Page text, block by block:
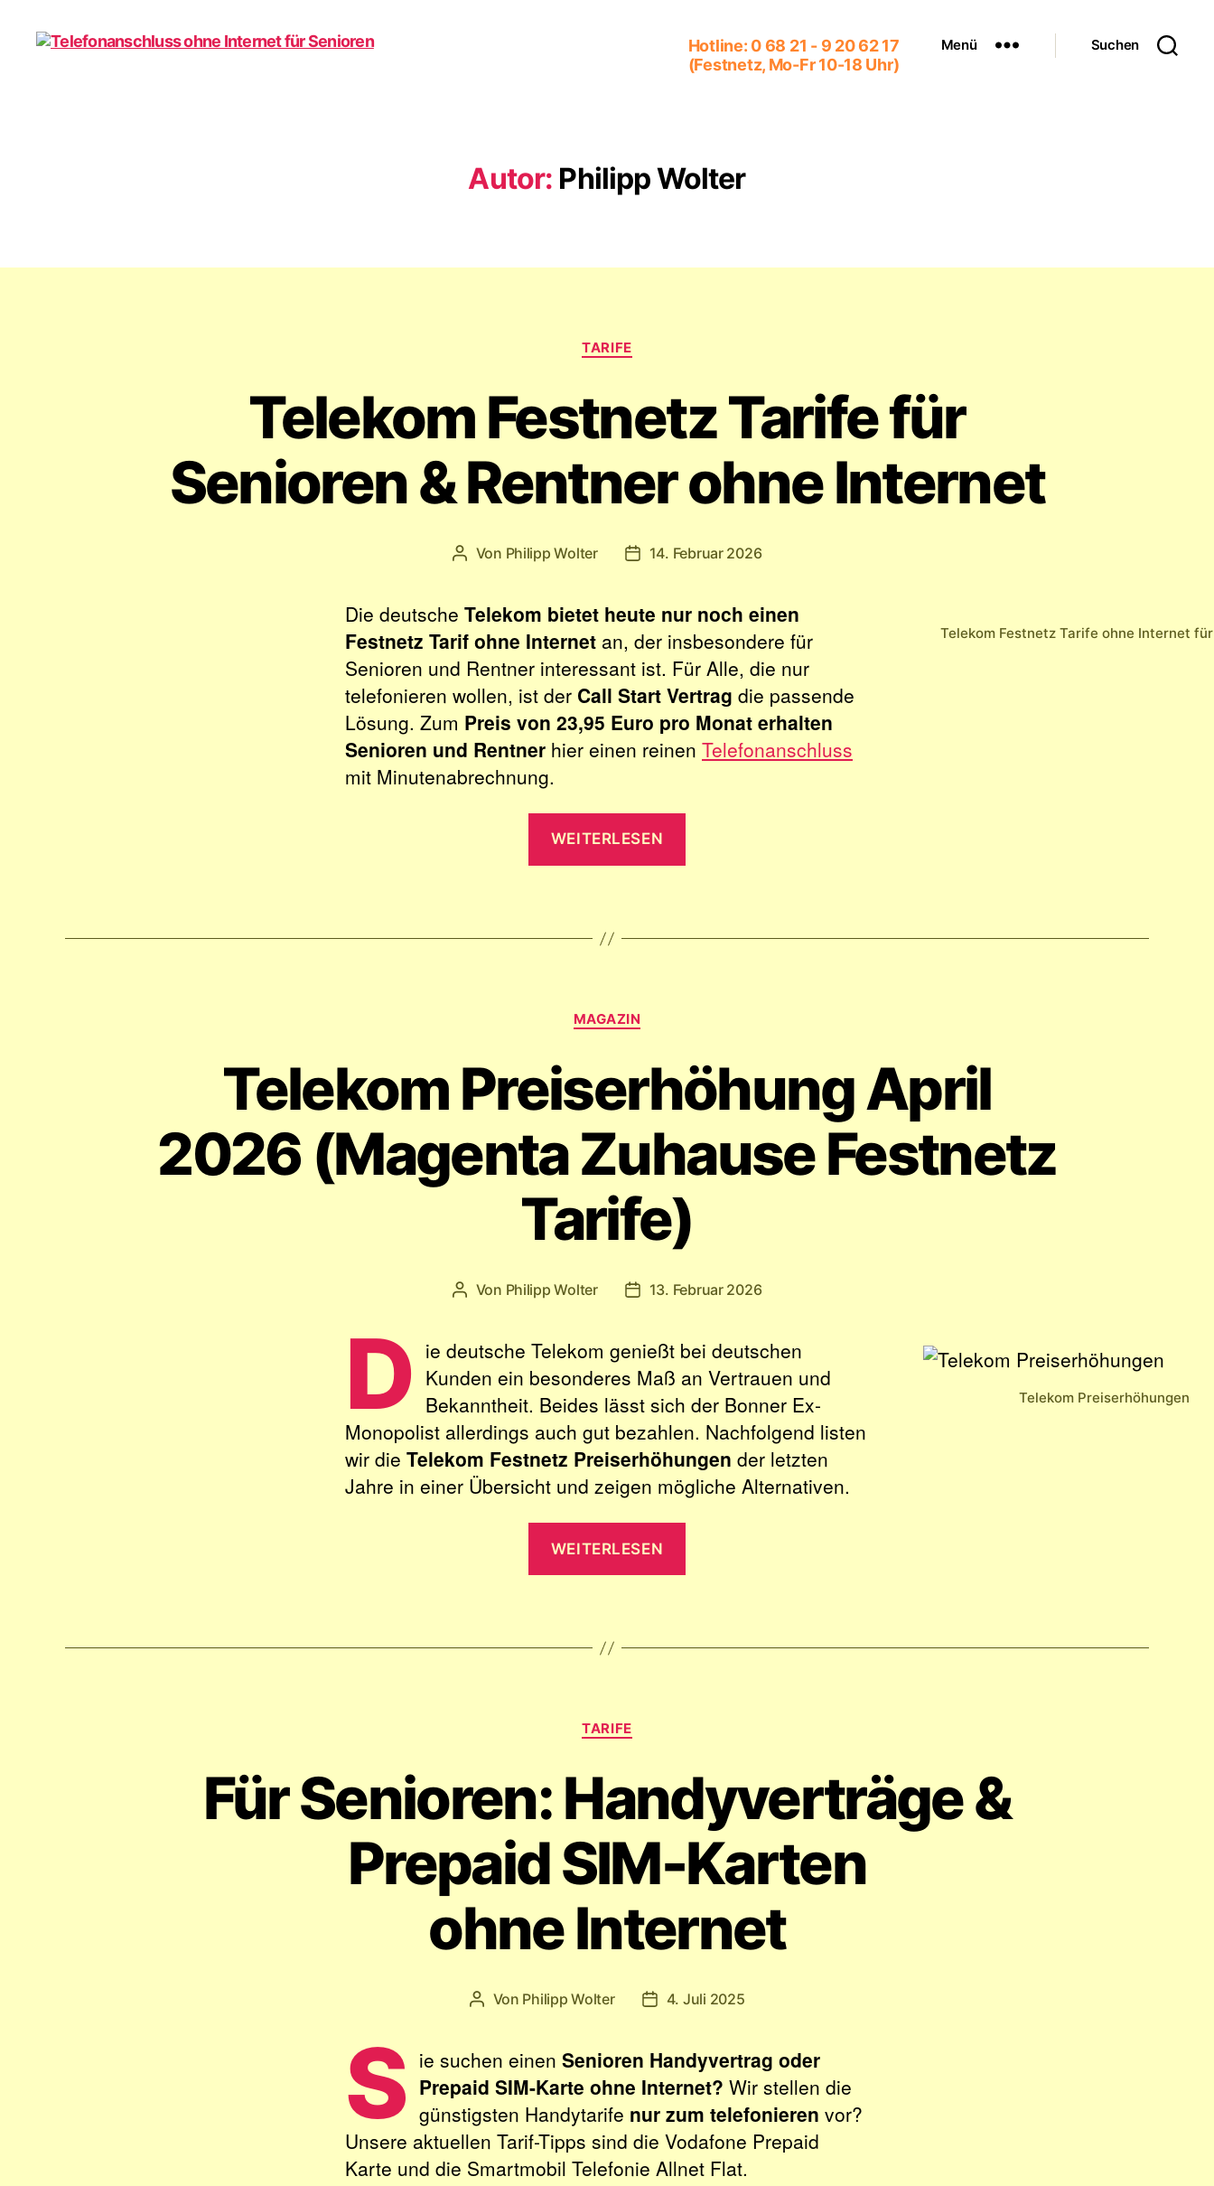
Menü Suchen
Autor: Philipp Wolter
Kategorien
TARIFE
Telekom Festnetz Tarife für
Senioren & Rentner ohne Internet
Beitragsautor
Von Philipp Wolter Veröffentlichungsdatum
14. Februar 2026
Telekom Festnetz Tarife ohne Internet
Die deutsche Telekom bietet heute nur noch einen
Festnetz Tarif ohne Internet an, der insbesondere für
Senioren und Rentner interessant ist. Für Alle, die nur
telefonieren wollen, ist der Call Start Vertrag die passende
Lösung. Zum Preis von 23,95 Euro pro Monat erhalten
Senioren und Rentner hier einen reinen Telefonanschluss
mit Minutenabrechnung.
WEITERLESEN
Senioren
Kategorien
MAGAZIN
Telekom Preiserhöhung April
2026 (Magenta Zuhause Festnetz
Tarife)
Beitragsautor
Von Philipp Wolter Veröffentlichungsdatum
13. Februar 2026
Telekom Preiserhöhungen
D ie deutsche Telekom genießt bei deutschen
Kunden ein besonderes Maß an Vertrauen und
Bekanntheit. Beides lässt sich der Bonner Ex-
Monopolist allerdings auch gut bezahlen. Nachfolgend listen
wir die Telekom Festnetz Preiserhöhungen der letzten
Jahre in einer Übersicht und zeigen mögliche Alternativen.
WEITERLESEN
(Magenta
Kategorien
TARIFE
Für Senioren: Handyverträge &
Prepaid SIM-Karten
ohne Internet
Beitragsautor
Von Philipp Wolter Veröffentlichungsdatum
4. Juli 2025
S ie suchen einen Senioren Handyvertrag oder
Prepaid SIM-Karte ohne Internet? Wir stellen die
günstigsten Handytarife nur zum telefonieren vor?
Unsere aktuellen Tarif-Tipps sind die Vodafone Prepaid
Karte und die Smartmobil Telefonie Allnet Flat.